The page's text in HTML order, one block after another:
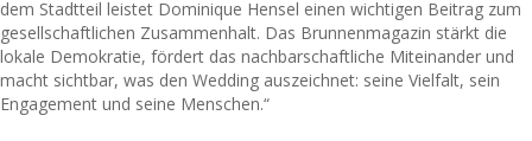
dem Stadtteil leistet Dominique Hensel einen wichtigen Beitrag zum
gesellschaftlichen Zusammenhalt. Das Brunnenmagazin stärkt die
lokale Demokratie, fördert das nachbarschaftliche Miteinander und
macht sichtbar, was den Wedding auszeichnet: seine Vielfalt, sein
Engagement und seine Menschen.“